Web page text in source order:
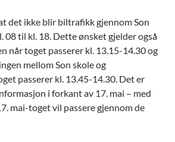
det ikke blir biltrafikk gjennom Son
08 til kl. 18. Dette ønsket gjelder også
når toget passerer kl. 13.15-14.30 og
mellom Son skole og
passerer kl. 13.45-14.30. Det er
i forkant av 17. mai – med
mai-toget vil passere gjennom de